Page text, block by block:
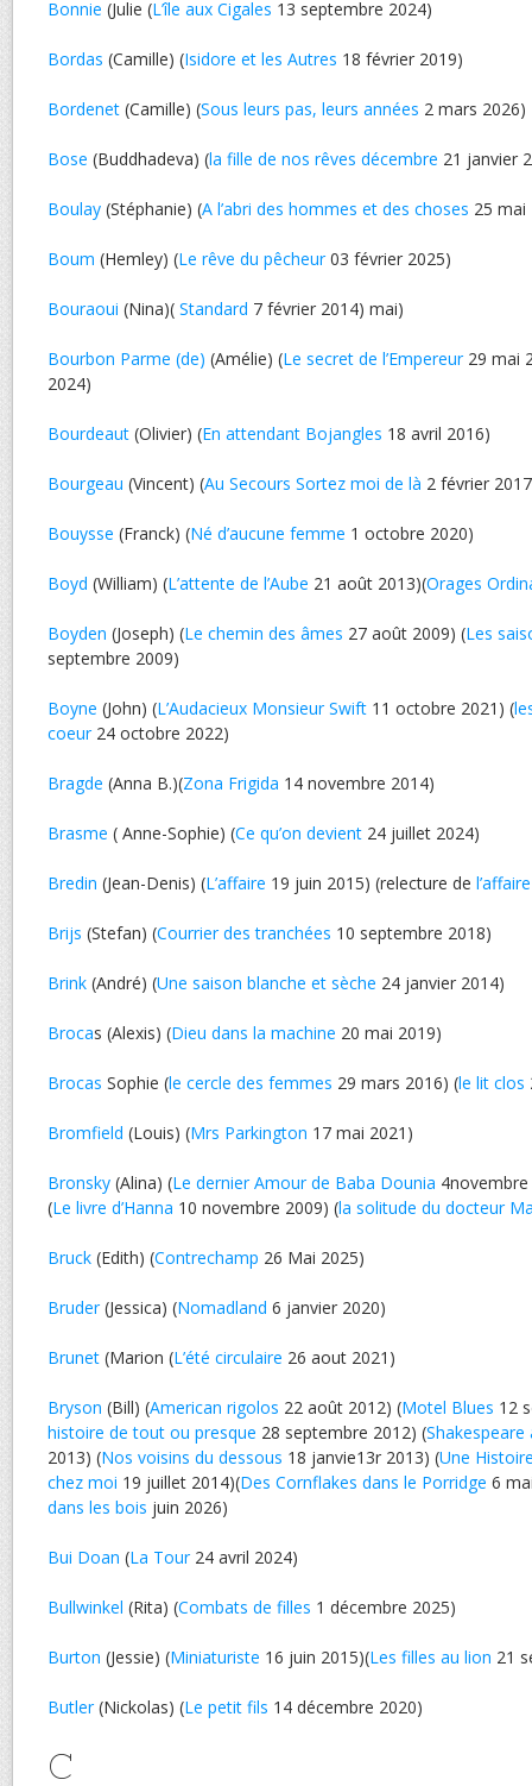
Bonnie (Julie (L’île aux Cigales 13 septembre 2024)
Bordas (Camille) (Isidore et les Autres 18 février 2019)
Bordenet (Camille) (Sous leurs pas, leurs années 2 mars 2026)
Bose (Buddhadeva) (la fille de nos rêves décembre 21 janvier
Boulay (Stéphanie) (A l’abri des hommes et des choses 25 mai
Boum (Hemley) (Le rêve du pêcheur03 février 2025)
Bouraoui (Nina)( Standard 7 février 2014) mai)
Bourbon Parme (de) (Amélie) (Le secret de l’Empereur 29 mai
2024)
Bourdeaut (Olivier) (En attendant Bojangles 18 avril 2016)
Bourgeau (Vincent) (Au Secours Sortez moi de là 2 février
Bouysse (Franck) (Né d’aucune femme 1 octobre 2020)
Boyd (William) (L’attente de l’Aube 21 août 2013)(Orages
Boyden (Joseph) (Le chemin des âmes 27 août 2009) (Les
septembre 2009)
Boyne (John) (L’Audacieux Monsieur Swift 11 octobre 2021) (
coeur24 octobre 2022)
Bragde (Anna B.)(Zona Frigida 14 novembre 2014)
Brasme ( Anne-Sophie) (Ce qu’on devient 24 juillet 2024)
Bredin (Jean-Denis) (L’affaire 19 juin 2015) (relecture de l’affaire
Brijs (Stefan) (Courrier des tranchées 10 septembre 2018)
Brink (André) (Une saison blanche et sèche 24 janvier 2014)
Brocas (Alexis) (Dieu dans la machine 20 mai 2019)
Brocas Sophie (le cercle des femmes 29 mars 2016) (le lit clos
Bromfield (Louis) (Mrs Parkington 17 mai 2021)
Bronsky (Alina) (Le dernier Amour de Baba Dounia
(Le livre d’Hanna 10 novembre 2009) (la solitude du docteur
Bruck (Edith) (Contrechamp 26 Mai 2025)
Bruder(Jessica) (Nomadland 6 janvier 2020)
Brunet (Marion (L’été circulaire 26 aout 2021)
Bryson (Bill) (American rigolos 22 août 2012) (Motel Blues 12
histoire de tout ou presque 28 septembre 2012) (
2013) (Nos voisins du dessous 18 janvie13r 2013) (Une
chez moi 19 juillet 2014)(Des Cornflakes dans le Porridge 6
dans les bois juin 2026)
Bui Doan (La Tour24 avril 2024)
Bullwinkel (Rita) (Combats de filles 1 décembre 2025)
Burton (Jessie) (Miniaturiste 16 juin 2015)(Les filles au lion 21
Butler(Nickolas) (Le petit fils 14 décembre 2020)
C